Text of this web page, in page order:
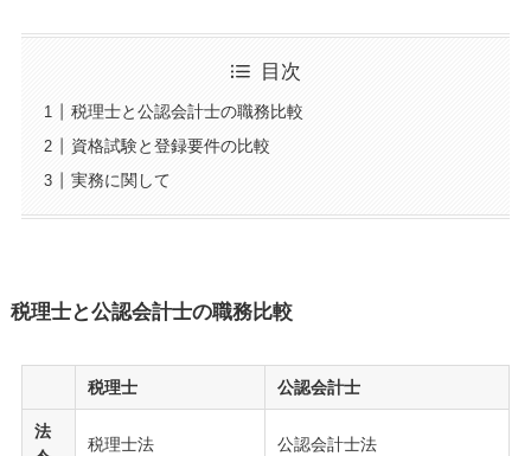
目次
税理士と公認会計士の職務比較
資格試験と登録要件の比較
実務に関して
税理士と公認会計士の職務比較
税理士 公認会計士
法
税理士法 公認会計士法